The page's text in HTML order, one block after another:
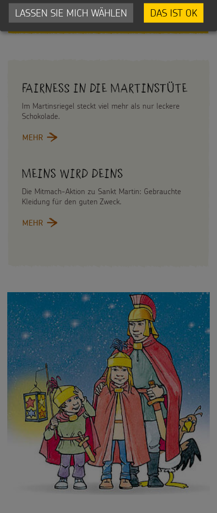
Fair Sankt Martin feiern
Fairness in die Martinstüte
Im Martinsriegel steckt viel mehr als nur leckere
Schokolade.
MEHR
DIE
MARTINSTÜTE
Meins wird Deins
Die Mitmach-Aktion zu Sankt Martin: Gebrauchte
Kleidung für den guten Zweck.
MEHR
LASSEN SIE MICH WÄHLEN DAS IST OK